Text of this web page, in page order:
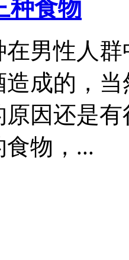
种食物
在男性人
成的，
因还是
物，...